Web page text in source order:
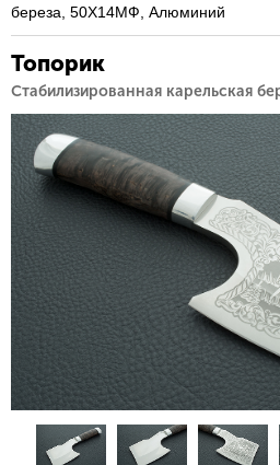
береза, 50Х14МФ, Алюминий
Топорик
Стабилизированная карельская